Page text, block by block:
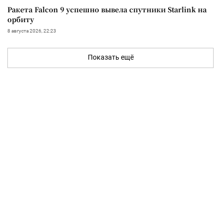
Ракета Falcon 9 успешно вывела спутники Starlink на
орбиту
8 августа 2026, 22:23
Показать ещё